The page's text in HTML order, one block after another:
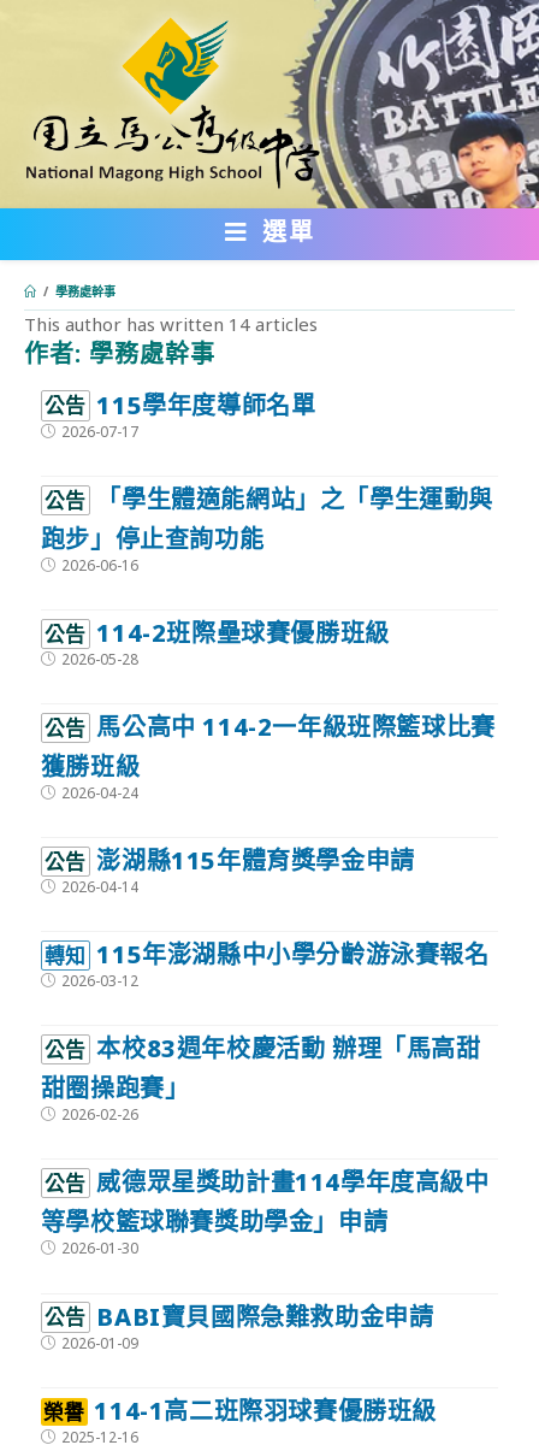
內
選單
作者: 學務處幹事
This author has written 14 articles
/ 學務處幹事
公告 115學年度導師名單
Post2026-07-17
公告
「學生體適能網站」之「學生運動與
跑步」停止查詢功能
Post2026-06-16
公告 114-2班際壘球賽優勝班級
Post2026-05-28
公告 馬公高中 114-2一年級班際籃球比賽
獲勝班級
Post2026-04-24
公告 澎湖縣115年體育獎學金申請
Post2026-04-14
轉知 115年澎湖縣中小學分齡游泳賽報名
Post2026-03-12
公告 本校83週年校慶活動 辦理「馬高甜
甜圈操跑賽」
Post2026-02-26
公告 威德眾星獎助計畫114學年度高級中
等學校籃球聯賽獎助學金」申請
Post2026-01-30
公告 BABI寶貝國際急難救助金申請
Post2026-01-09
榮譽 114-1高二班際羽球賽優勝班級
Post2025-12-16